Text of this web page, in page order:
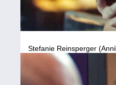
Stefanie Reinsperger